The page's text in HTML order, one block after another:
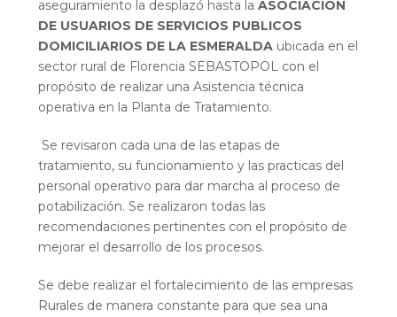
aseguramiento la desplazó hasta la ASOCIACION
DE USUARIOS DE SERVICIOS PUBLICOS
DOMICILIARIOS DE LA ESMERALDAubicada en el
sector rural de Florencia SEBASTOPOL con el
propósito de realizar una Asistencia técnica
operativa en la Planta de Tratamiento.
Se revisaron cada una de las etapas de
tratamiento, su funcionamiento y las practicas del
personal operativo para dar marcha al proceso de
potabilización. Se realizaron todas las
recomendaciones pertinentes con el propósito de
mejorar el desarrollo de los procesos.
Se debe realizar el fortalecimiento de las empresas
Rurales de manera constante para que sea una